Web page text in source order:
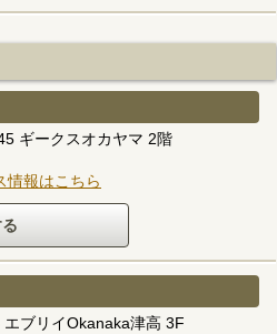
ギークスオカヤマ 2階
情報はこちら
ブリイOkanaka津高 3F